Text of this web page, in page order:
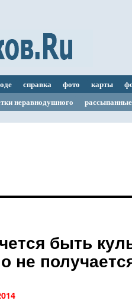
справка фото карты
неравнодушного
быть
не